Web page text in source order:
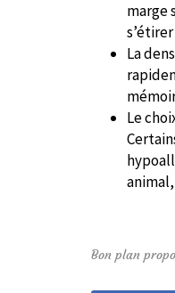
marge
La
Le
Bon plan